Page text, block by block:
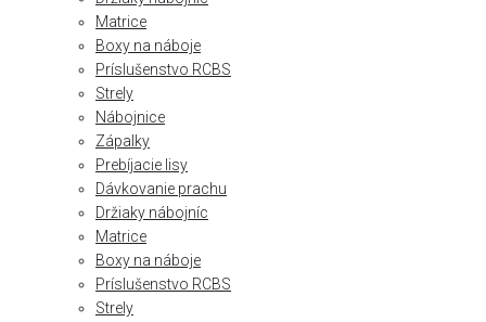
Matrice
Boxy na náboje
Príslušenstvo RCBS
Strely
Nábojnice
Zápalky
Prebíjacie lisy
Dávkovanie prachu
Držiaky nábojníc
Matrice
Boxy na náboje
Príslušenstvo RCBS
Strely